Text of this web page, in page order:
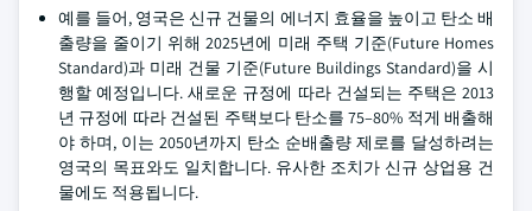
예를 들어, 영국은 신규 건물의 에너지 효율을 높이고 탄소 배
출량을 줄이기 위해 2025년에 미래 주택 기준(Future Homes
Standard)과 미래 건물 기준(Future Buildings Standard)을 시
행할 예정입니다. 새로운 규정에 따라 건설되는 주택은 2013
년 규정에 따라 건설된 주택보다 탄소를 75–80% 적게 배출해
야 하며, 이는 2050년까지 탄소 순배출량 제로를 달성하려는
영국의 목표와도 일치합니다. 유사한 조치가 신규 상업용 건
물에도 적용됩니다.